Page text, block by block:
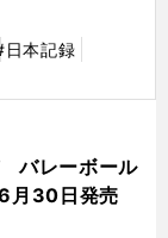
日本記録
バレーボール
30日発売